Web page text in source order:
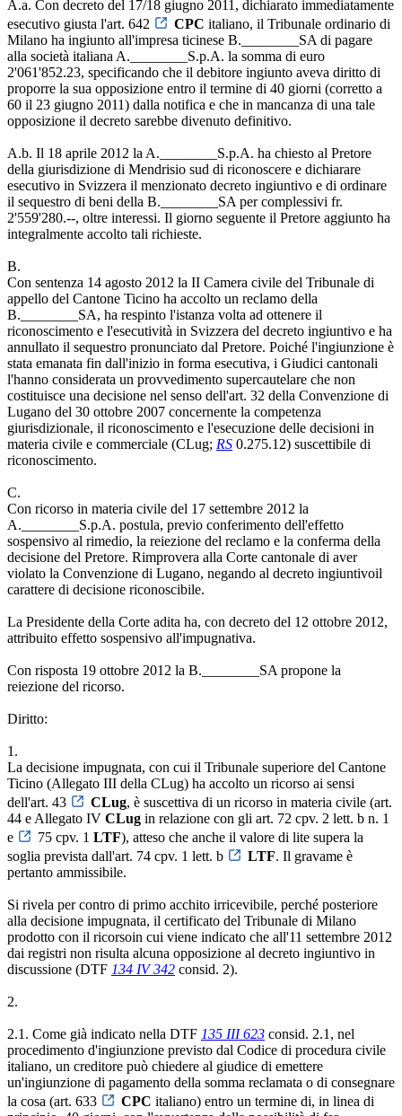
A.a. Con decreto del 17/18 giugno 2011, dichiarato immediatamente
esecutivo giusta l'art. 642
CPC italiano, il Tribunale ordinario di
Milano ha ingiunto all'impresa ticinese B.________SA di pagare
alla società italiana A.________S.p.A. la somma di euro
2'061'852.23, specificando che il debitore ingiunto aveva diritto di
proporre la sua opposizione entro il termine di 40 giorni (corretto a
60 il 23 giugno 2011) dalla notifica e che in mancanza di una tale
opposizione il decreto sarebbe divenuto definitivo.
A.b. Il 18 aprile 2012 la A.________S.p.A. ha chiesto al Pretore
della giurisdizione di Mendrisio sud di riconoscere e dichiarare
esecutivo in Svizzera il menzionato decreto ingiuntivo e di ordinare
il sequestro di beni della B.________SA per complessivi fr.
2'559'280.--, oltre interessi. Il giorno seguente il Pretore aggiunto ha
integralmente accolto tali richieste.
B.
Con sentenza 14 agosto 2012 la II Camera civile del Tribunale di
appello del Cantone Ticino ha accolto un reclamo della
B.________SA, ha respinto l'istanza volta ad ottenere il
riconoscimento e l'esecutività in Svizzera del decreto ingiuntivo e ha
annullato il sequestro pronunciato dal Pretore. Poiché l'ingiunzione è
stata emanata fin dall'inizio in forma esecutiva, i Giudici cantonali
l'hanno considerata un provvedimento supercautelare che non
costituisce una decisione nel senso dell'art. 32 della Convenzione di
Lugano del 30 ottobre 2007 concernente la competenza
giurisdizionale, il riconoscimento e l'esecuzione delle decisioni in
materia civile e commerciale (CLug; RS 0.275.12) suscettibile di
riconoscimento.
C.
Con ricorso in materia civile del 17 settembre 2012 la
A.________S.p.A. postula, previo conferimento dell'effetto
sospensivo al rimedio, la reiezione del reclamo e la conferma della
decisione del Pretore. Rimprovera alla Corte cantonale di aver
violato la Convenzione di Lugano, negando al decreto ingiuntivoil
carattere di decisione riconoscibile.
La Presidente della Corte adita ha, con decreto del 12 ottobre 2012,
attribuito effetto sospensivo all'impugnativa.
Con risposta 19 ottobre 2012 la B.________SA propone la
reiezione del ricorso.
Diritto:
1.
La decisione impugnata, con cui il Tribunale superiore del Cantone
Ticino (Allegato III della CLug) ha accolto un ricorso ai sensi
dell'art. 43
CLug, è suscettiva di un ricorso in materia civile (art.
44 e Allegato IV CLug in relazione con gli art. 72 cpv. 2 lett. b n. 1
e
75 cpv. 1 LTF), atteso che anche il valore di lite supera la
soglia prevista dall'art. 74 cpv. 1 lett. b
LTF. Il gravame è
pertanto ammissibile.
Si rivela per contro di primo acchito irricevibile, perché posteriore
alla decisione impugnata, il certificato del Tribunale di Milano
prodotto con il ricorsoin cui viene indicato che all'11 settembre 2012
dai registri non risulta alcuna opposizione al decreto ingiuntivo in
discussione (DTF 134 IV 342 consid. 2).
2.
2.1. Come già indicato nella DTF 135 III 623 consid. 2.1, nel
procedimento d'ingiunzione previsto dal Codice di procedura civile
italiano, un creditore può chiedere al giudice di emettere
un'ingiunzione di pagamento della somma reclamata o di consegnare
la cosa (art. 633
CPC italiano) entro un termine di, in linea di